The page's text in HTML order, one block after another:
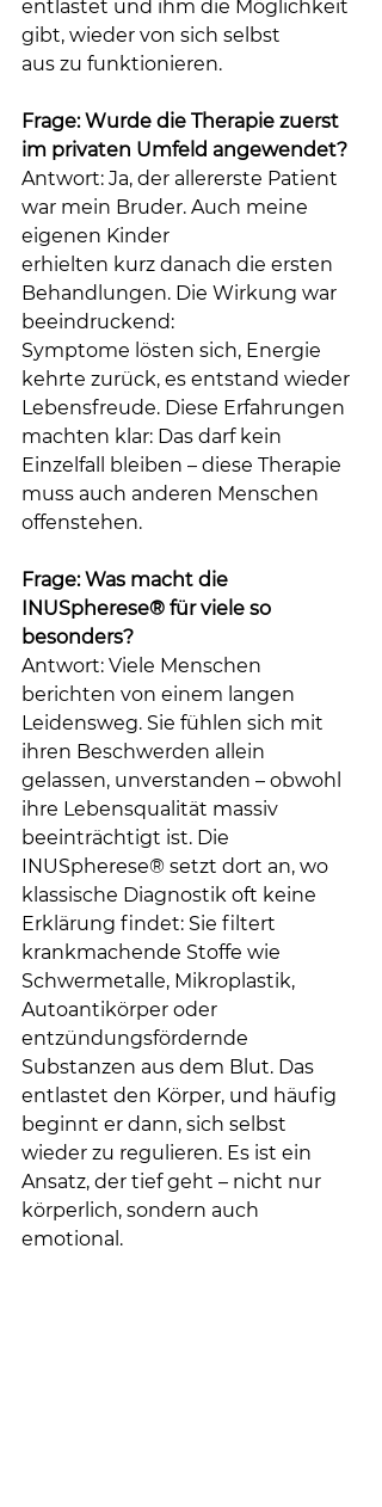
entlastet und ihm die Möglichkeit
gibt, wieder von sich selbst
aus zu funktionieren.
Frage: Wurde die Therapie zuerst
im privaten Umfeld angewendet?
Antwort: Ja, der allererste Patient
war mein Bruder. Auch meine
eigenen Kinder
erhielten kurz danach die ersten
Behandlungen. Die Wirkung war
beeindruckend:
Symptome lösten sich, Energie
kehrte zurück, es entstand wieder
Lebensfreude. Diese Erfahrungen
machten klar: Das darf kein
Einzelfall bleiben – diese Therapie
muss auch anderen Menschen
offenstehen.
Frage: Was macht die
INUSpherese® für viele so
besonders?
Antwort: Viele Menschen
berichten von einem langen
Leidensweg. Sie fühlen sich mit
ihren Beschwerden allein
gelassen, unverstanden – obwohl
ihre Lebensqualität massiv
beeinträchtigt ist. Die
INUSpherese® setzt dort an, wo
klassische Diagnostik oft keine
Erklärung findet: Sie filtert
krankmachende Stoffe wie
Schwermetalle, Mikroplastik,
Autoantikörper oder
entzündungsfördernde
Substanzen aus dem Blut. Das
entlastet den Körper, und häufig
beginnt er dann, sich selbst
wieder zu regulieren. Es ist ein
Ansatz, der tief geht – nicht nur
körperlich, sondern auch
emotional.